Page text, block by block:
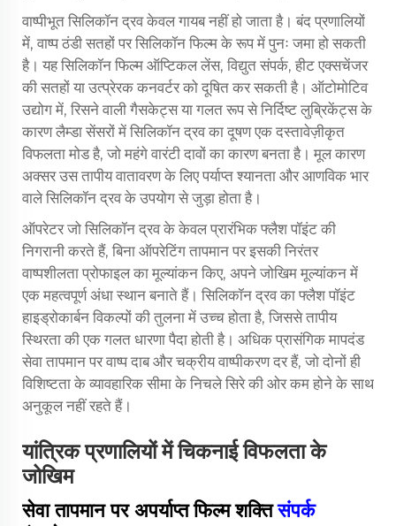
वाष्पीभूत सिलिकॉन द्रव केवल गायब नहीं हो जाता है। बंद प्रणालियों
में, वाष्प ठंडी सतहों पर सिलिकॉन फिल्म के रूप में पुनः जमा हो सकती
है। यह सिलिकॉन फिल्म ऑप्टिकल लेंस, विद्युत संपर्क, हीट एक्सचेंजर
की सतहों या उत्प्रेरक कनवर्टर को दूषित कर सकती है। ऑटोमोटिव
उद्योग में, रिसने वाली गैसकेट्स या गलत रूप से निर्दिष्ट लुब्रिकेंट्स के
कारण लैम्डा सेंसरों में सिलिकॉन द्रव का दूषण एक दस्तावेज़ीकृत
विफलता मोड है, जो महंगे वारंटी दावों का कारण बनता है। मूल कारण
अक्सर उस तापीय वातावरण के लिए पर्याप्त श्यानता और आणविक भार
वाले सिलिकॉन द्रव के उपयोग से जुड़ा होता है।
ऑपरेटर जो सिलिकॉन द्रव के केवल प्रारंभिक फ्लैश पॉइंट की
निगरानी करते हैं, बिना ऑपरेटिंग तापमान पर इसकी निरंतर
वाष्पशीलता प्रोफाइल का मूल्यांकन किए, अपने जोखिम मूल्यांकन में
एक महत्वपूर्ण अंधा स्थान बनाते हैं। सिलिकॉन द्रव का फ्लैश पॉइंट
हाइड्रोकार्बन विकल्पों की तुलना में उच्च होता है, जिससे तापीय
स्थिरता की एक गलत धारणा पैदा होती है। अधिक प्रासंगिक मापदंड
सेवा तापमान पर वाष्प दाब और चक्रीय वाष्पीकरण दर हैं, जो दोनों ही
विशिष्टता के व्यावहारिक सीमा के निचले सिरे की ओर कम होने के साथ
अनुकूल नहीं रहते हैं।
यांत्रिक प्रणालियों में चिकनाई विफलता के
जोखिम
सेवा तापमान पर अपर्याप्त फिल्म शक्तिसंपर्क